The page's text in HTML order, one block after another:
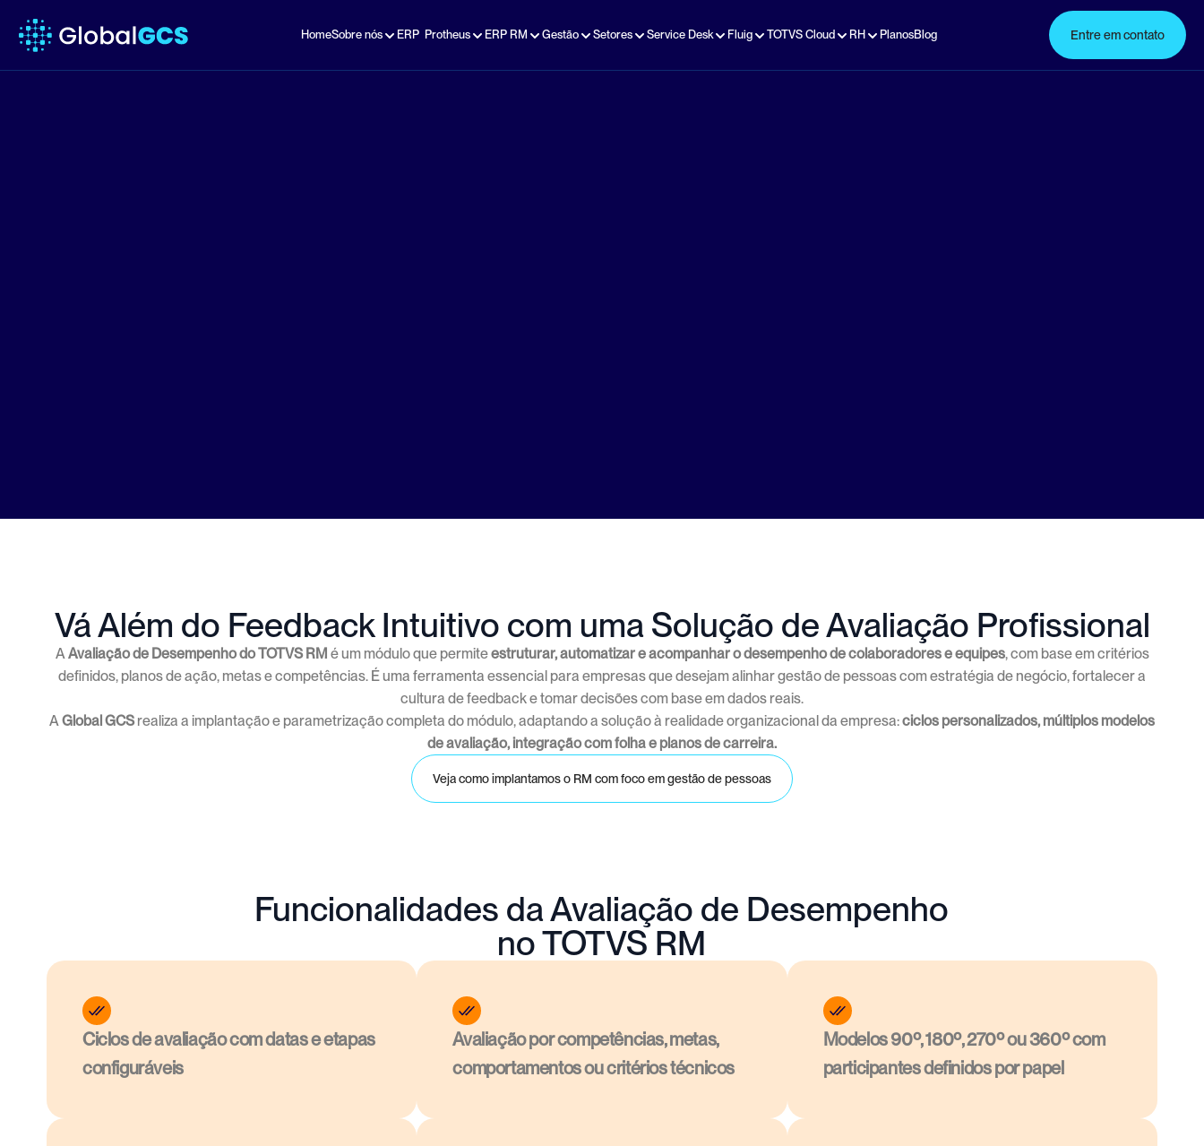
HomeSobre nós ERP  Protheus ERP RM Gestão Setores Service Desk Fluig TOTVS Cloud RH PlanosBlog Entre em contato
Vá Além do Feedback Intuitivo com uma Solução de Avaliação Profissional
AAvaliação de Desempenho do TOTVS RM é um módulo que permiteestruturar, automatizar e acompanhar o desempenho de colaboradores e equipes, com base em critérios
definidos, planos de ação, metas e competências. É uma ferramenta essencial para empresas que desejam alinhar gestão de pessoas com estratégia de negócio, fortalecer a
cultura de feedback e tomar decisões com base em dados reais.
AGlobal GCSrealiza a implantação e parametrização completa do módulo, adaptando a solução à realidade organizacional da empresa:ciclos personalizados, múltiplos modelos
de avaliação, integração com folha e planos de carreira.
Veja como implantamos o RM com foco em gestão de pessoas
Funcionalidades da Avaliação de Desempenho
no TOTVS RM
Ciclos de avaliação com datas e etapas
configuráveis
Avaliação por competências, metas,
comportamentos ou critérios técnicos
Modelos 90º, 180º, 270º ou 360º com
participantes definidos por papel